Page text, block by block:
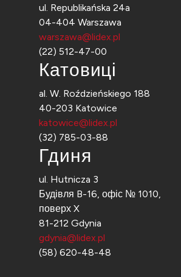
ul. Republikańska 24a
04-404 Warszawa
warszawa@lidex.pl
(22) 512-47-00
Катовиці
al. W. Roździeńskiego 188
40-203 Katowice
katowice@lidex.pl
(32) 785-03-88
Гдиня
ul. Hutnicza 3
Будівля B-16, офіс № 1010,
поверх X
81-212 Gdynia
gdynia@lidex.pl
(58) 620-48-48